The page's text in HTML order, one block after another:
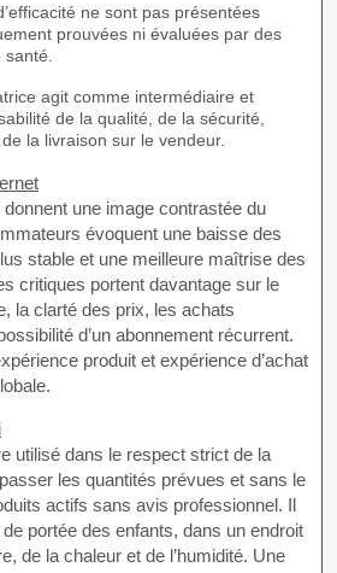
ne sont pas présentées
prouvées ni évaluées par des
agit comme intermédiaire et
de la qualité, de la sécurité,
la livraison sur le vendeur.
une image contrastée du
évoquent une baisse des
stable et une meilleure maîtrise des
critiques portent davantage sur le
la clarté des prix, les achats
d’un abonnement récurrent.
produit et expérience d’achat
utilisé dans le respect strict de la
les quantités prévues et sans le
actifs sans avis professionnel. Il
portée des enfants, dans un endroit
de la chaleur et de l’humidité. Une